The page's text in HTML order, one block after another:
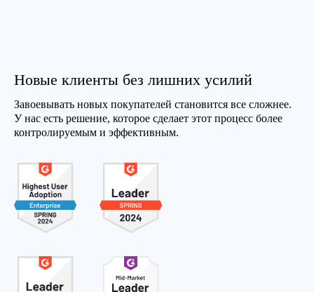
Новые клиенты без лишних усилий
Завоевывать новых покупателей становится все сложнее.
У нас есть решение, которое сделает этот процесс более
контролируемым и эффективным.